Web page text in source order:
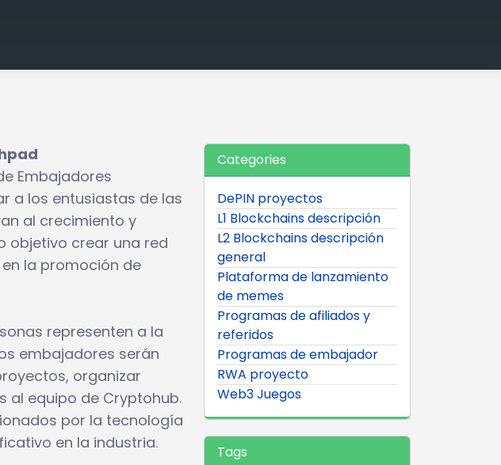
Embajadores
a los entusiastas de las
al crecimiento y
objetivo crear una red
la promoción de
representen a la
embajadores serán
organizar
al equipo de Cryptohub.
por la tecnología
en la industria.
Categories
DePIN proyectos
L1 Blockchains descripción
L2 Blockchains descripción
general
Plataforma de lanzamiento
de memes
Programas de afiliados y
referidos
Programas de embajador
RWA proyecto
Web3 Juegos
Tags